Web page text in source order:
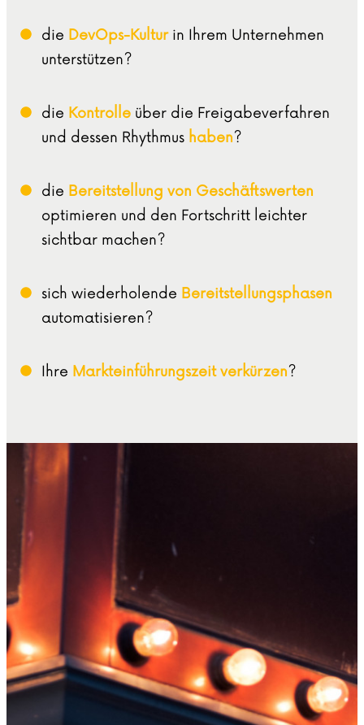
die DevOps-Kulturin Ihrem Unternehmen
unterstützen?
die Kontrolle über die Freigabeverfahren
und dessen Rhythmus haben?
die Bereitstellung von Geschäftswerten
optimieren und den Fortschritt leichter
sichtbar machen?
sich wiederholende Bereitstellungsphasen
automatisieren?
Ihre Markteinführungszeit verkürzen?